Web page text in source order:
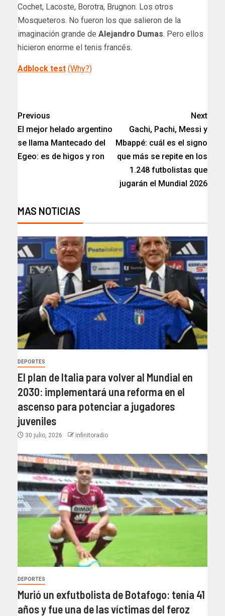
Cochet, Lacoste, Borotra, Brugnon. Los otros
Mosqueteros. No fueron los que salieron de la
imaginación grande de Alejandro Dumas. Pero ellos
hicieron enorme el tenis francés.
Adblock test (Why?)
Previous
El mejor helado argentino
se llama Mantecado del
Egeo: es de higos y ron
Next
Gachi, Pachi, Messi y
Mbappé: cuál es el signo
que más se repite en los
1.248 futbolistas que
jugarán el Mundial 2026
MAS NOTICIAS
DEPORTES
El plan de Italia para volver al Mundial en
2030: implementará una reforma en el
ascenso para potenciar a jugadores
juveniles
30 julio, 2026 infinitoradio
DEPORTES
Murió un exfutbolista de Botafogo: tenía 41
años y fue una de las víctimas del feroz